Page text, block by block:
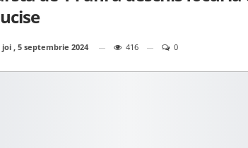
joi , 5 septembrie 2024 416 0